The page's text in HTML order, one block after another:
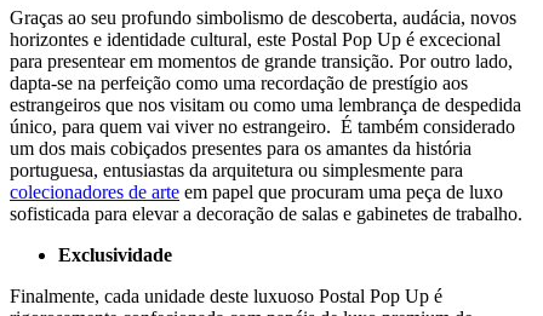
Graças ao seu profundo simbolismo de descoberta, audácia, novos
horizontes e identidade cultural, este Postal Pop Up é excecional
para presentear em momentos de grande transição. Por outro lado,
dapta-se na perfeição como uma recordação de prestígio aos
estrangeiros que nos visitam ou como uma lembrança de despedida
único, para quem vai viver no estrangeiro. É também considerado
um dos mais cobiçados presentes para os amantes da história
portuguesa, entusiastas da arquitetura ou simplesmente para
colecionadores de arte em papel que procuram uma peça de luxo
sofisticada para elevar a decoração de salas e gabinetes de trabalho.
Exclusividade
Finalmente, cada unidade deste luxuoso Postal Pop Up é